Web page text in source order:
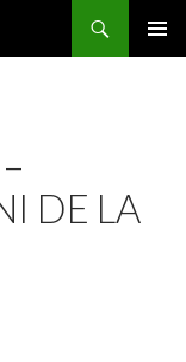
DE LA